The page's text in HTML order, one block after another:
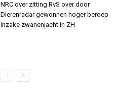
NRC over zitting RvS over door
Dierenradar gewonnen hoger beroep
inzake zwanenjacht in ZH